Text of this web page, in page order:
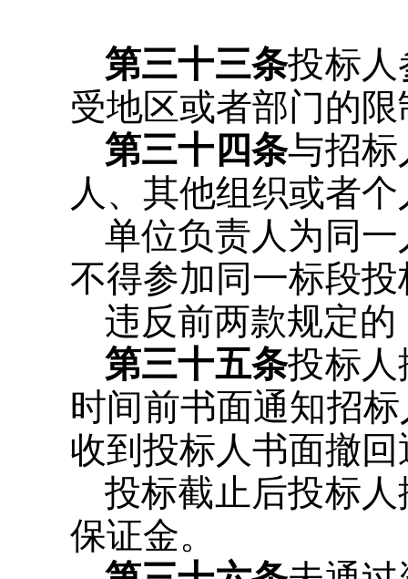
第三十三条投标
受地区或者部门的
第三十四条与招
人、其他组织或者
单位负责人为同
不得参加同一标段
违反前两款规定
第三十五条投标
时间前书面通知招
收到投标人书面撤
投标截止后投标
保证金。